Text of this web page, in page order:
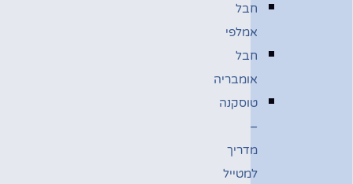
חבל
אמלפי
חבל
אומבריה
טוסקנה
–
מדריך
למטייל